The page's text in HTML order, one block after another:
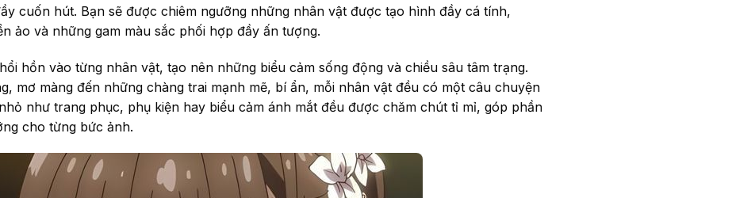
cuốn hút. Bạn sẽ được chiêm ngưỡng những nhân vật được tạo hình đầy cá tính,
ảo và những gam màu sắc phối hợp đầy ấn tượng.
hồn vào từng nhân vật, tạo nên những biểu cảm sống động và chiều sâu tâm trạng.
mơ màng đến những chàng trai mạnh mẽ, bí ẩn, mỗi nhân vật đều có một câu chuyện
như trang phục, phụ kiện hay biểu cảm ánh mắt đều được chăm chút tỉ mỉ, góp phần
cho từng bức ảnh.